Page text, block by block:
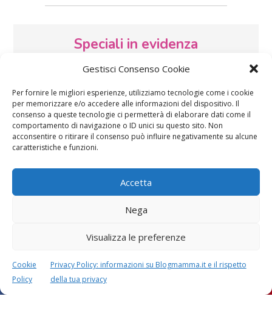
Gestisci Consenso Cookie
Per fornire le migliori esperienze, utilizziamo tecnologie come i cookie
per memorizzare e/o accedere alle informazioni del dispositivo. Il
consenso a queste tecnologie ci permetterà di elaborare dati come il
comportamento di navigazione o ID unici su questo sito. Non
acconsentire o ritirare il consenso può influire negativamente su alcune
caratteristiche e funzioni.
Accetta
Nega
Visualizza le preferenze
Cookie
Policy
Privacy Policy: informazioni su Blogmamma.it e il rispetto
della tua privacy
Speciali in evidenza
Vaccini SOS Pediatra
lavoretti, biglietti
d’auguri, filastrocche
gravidanza